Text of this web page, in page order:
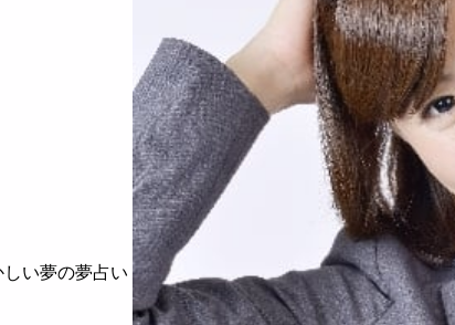
しい夢の夢占い